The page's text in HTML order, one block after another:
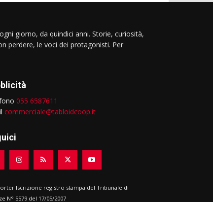
giorno, da quindici anni. Storie, curiosità,
perdere, le voci dei protagonisti. Per
055 6587611
commerciale@tabloidcoop.it
Iscrizione registro stampa del Tribunale di
N° 5579 del 17/05/2007